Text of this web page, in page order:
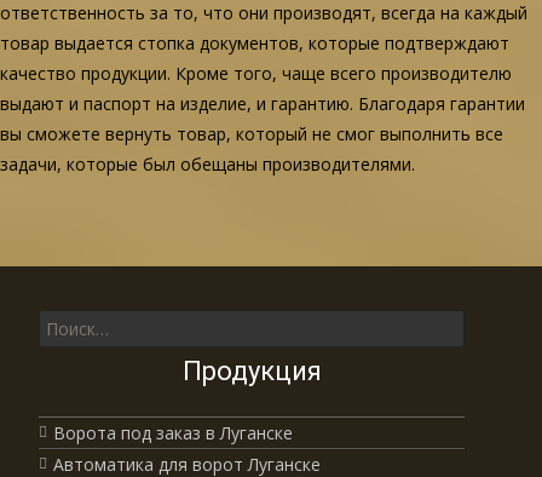
ответственность за то, что они производят, всегда на каждый
товар выдается стопка документов, которые подтверждают
качество продукции. Кроме того, чаще всего производителю
выдают и паспорт на изделие, и гарантию. Благодаря гарантии
вы сможете вернуть товар, который не смог выполнить все
задачи, которые был обещаны производителями.
Поиск для:
Продукция
Ворота под заказ в Луганске
Автоматика для ворот Луганске